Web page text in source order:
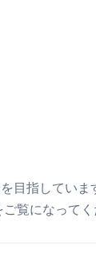
目指していま
覧になってく